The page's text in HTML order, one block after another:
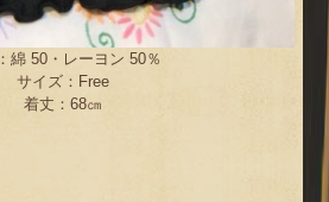
綿 50・レーヨン 50％
サイズ：Free
着丈：68㎝